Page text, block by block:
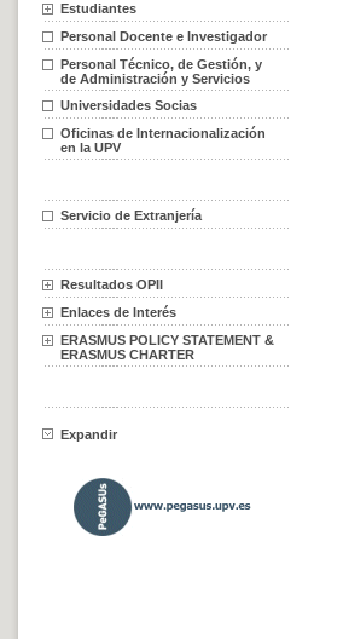
Estudiantes
Personal Docente e Investigador
Personal Técnico, de Gestión, y
de Administración y Servicios
Universidades Socias
Oficinas de Internacionalización
en la UPV
Servicio de Extranjería
Resultados OPII
Enlaces de Interés
ERASMUS POLICY STATEMENT &
ERASMUS CHARTER
Expandir